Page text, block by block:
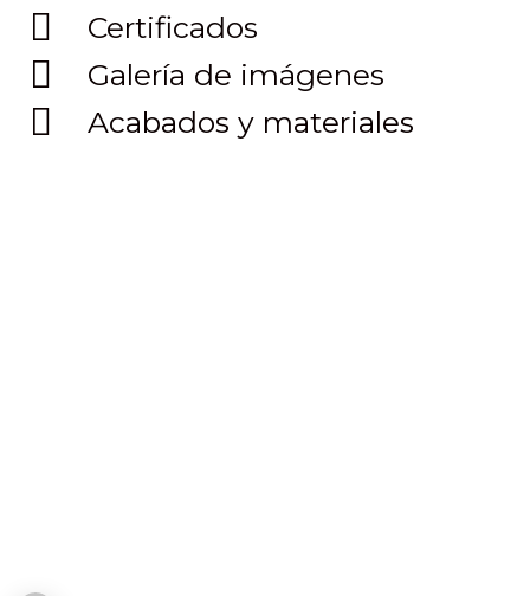
Certificados
Galería de imágenes
Acabados y materiales